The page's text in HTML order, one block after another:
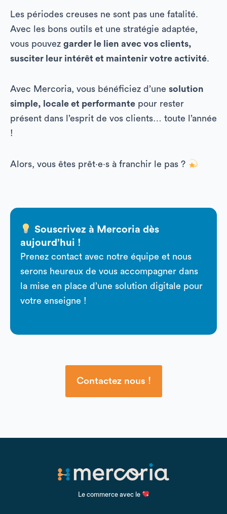
Les périodes creuses ne sont pas une fatalité.
Avec les bons outils et une stratégie adaptée,
vous pouvez garder le lien avec vos clients,
susciter leur intérêt et maintenir votre activité.
Avec Mercoria, vous bénéficiez d’une solution
simple, locale et performantepour rester
présent dans l’esprit de vos clients… toute l’année
!
Alors, vous êtes prêt·e·s à franchir le pas ?
Souscrivez à Mercoria dès
aujourd’hui !
Prenez contact avec notre équipe et nous
serons heureux de vous accompagner dans
la mise en place d’une solution digitale pour
votre enseigne !
Contactez nous !
Le commerce avec le